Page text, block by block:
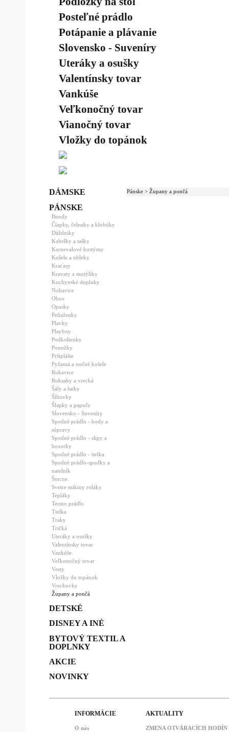
Posteľné prádlo
Potápanie a plávanie
Slovensko - Suveníry
Uteráky a osušky
Valentínsky tovar
Vankúše
Veľkonočný tovar
Vianočný tovar
Vložky do topánok
DÁMSKE
PÁNSKE
Bundy
Čiapky, čelenky a klobúky
Dáždniky
Kabelky a tašky
Karnevalové kostýmy
Košele a obleky
Kraťasy
Kravaty a motýliky
Kuchynské doplnky
Nohavice
Obuv
Opasky
Peňaženky
Plavky
Playboy
Podkolienky
Ponožky
Pršiplášte
Pyžamá a nočné košele
Rukavice
Ruksaky a vrecká
Šály a šatky
Šiltovky
Šlapky a papuče
Slovensko - Suveníry
Spodné prádlo - body a
súpravy
Spodné prádlo - slipy a
boxerky
Spodné prádlo - tielka
Spodné prádlo-spodky a
natelník
Štucne
Svetre mikiny roláky
Tepláky
Termo prádlo
Tielka
Traky
Tričká
Uteráky a osušky
Valentínsky tovar
Vankúše
Veľkonočný tovar
Vesty
Vložky do topánok
Vreckovky
Župany a pončá
DETSKÉ
DISNEY A INÉ
BYTOVÝ TEXTIL A
DOPLNKY
AKCIE
NOVINKY
Pánske > Župany a pončá
INFORMÁCIE
O nás
AKTUALITY
ZMENA OTVÁRACÍCH HODÍN